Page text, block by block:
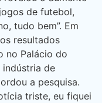
de futebol,
tudo bem”. Em
resultados
no Palácio do
indústria de
a pesquisa.
triste, eu fiquei